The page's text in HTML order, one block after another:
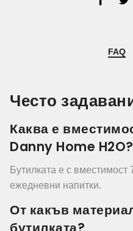
FAQ
Често
Каква е
Danny Home H2O?
Бутилката е с
ежедневни напитки.
От какъв